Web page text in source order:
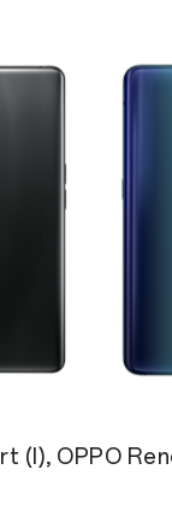
(l), OPPO